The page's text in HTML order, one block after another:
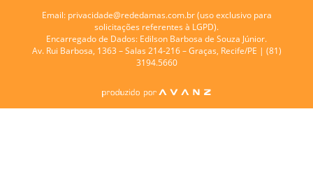
Email: privacidade@rededamas.com.br(uso exclusivo para
solicitações referentes à LGPD).
Encarregado de Dados: Edilson Barbosa de Souza Júnior.
Av. Rui Barbosa, 1363 – Salas 214-216 – Graças, Recife/PE | (81)
3194.5660